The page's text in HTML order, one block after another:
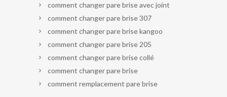
comment changer pare brise avec joint
comment changer pare brise 307
comment changer pare brise kangoo
comment changer pare brise 205
comment changer pare brise collé
comment changer pare brise
comment remplacement pare brise